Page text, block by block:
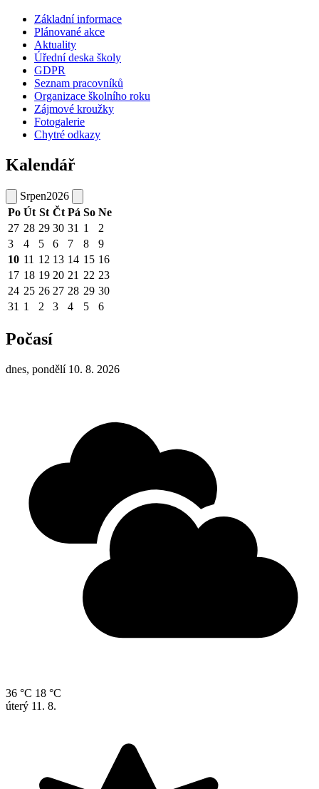
Základní informace
Plánované akce
Aktuality
Úřední deska školy
GDPR
Seznam pracovníků
Organizace školního roku
Zájmové kroužky
Fotogalerie
Chytré odkazy
Kalendář
Srpen2026
Po Út St Čt Pá So Ne
27 28 29 30 31 1
2
3
4 5 6 7 8
9
10 11 12 13 14 15 16
17 18 19 20 21 22 23
24 25 26 27 28 29 30
31 1 2 3 4 5 6
Počasí
dnes, pondělí 10. 8. 2026
36 °C 18 °C
úterý 11. 8.